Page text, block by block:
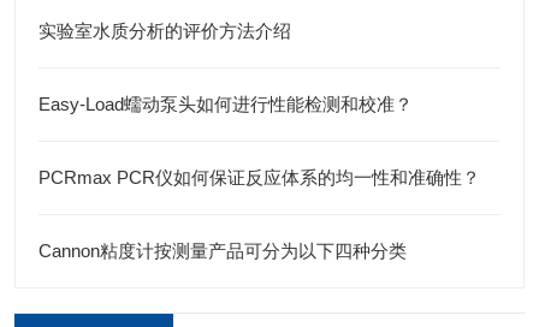
实验室水质分析的评价方法介绍
Easy-Load蠕动泵头如何进行性能检测和校准？
PCRmax PCR仪如何保证反应体系的均一性和准确性？
Cannon粘度计按测量产品可分为以下四种分类